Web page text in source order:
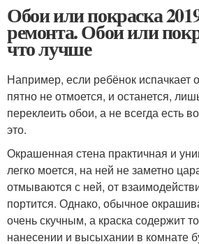
Обои или покраска
ремонта. Обои или
что лучше
Например, если ребёнок испачкает
пятно не отмоется, и останется,
переклеить обои, а не всегда есть
это.
Окрашенная стена практичная и
легко моется, на ней не заметно
отмываются с ней, от
портится. Однако, обычное
очень скучным, а краска содержит
нанесении и высыхании в комнате